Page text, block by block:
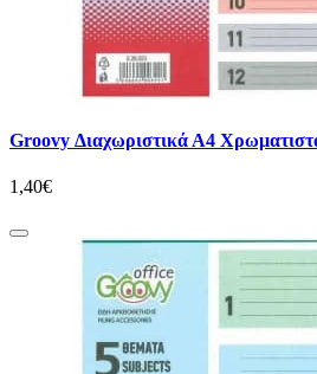
Groovy Διαχωριστικά Α4
1,40€